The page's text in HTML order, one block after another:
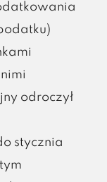
odroczył
stycznia